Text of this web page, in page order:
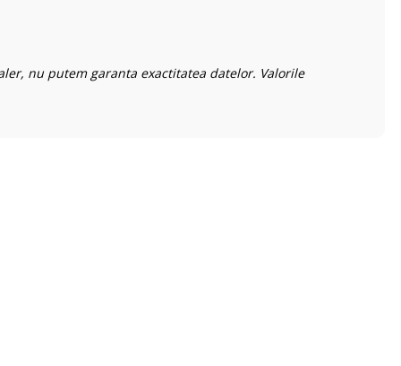
nu putem garanta exactitatea datelor. Valorile